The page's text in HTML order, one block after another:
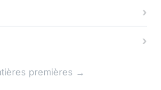
premières →